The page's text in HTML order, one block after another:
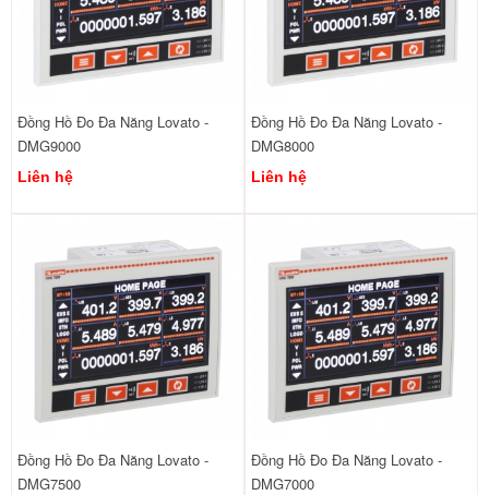
Đồng Hồ Đo Đa Năng Lovato -
DMG9000
Liên hệ
Đồng Hồ Đo Đa Năng Lovato -
DMG8000
Liên hệ
Đồng Hồ Đo Đa Năng Lovato -
DMG7500
Đồng Hồ Đo Đa Năng Lovato -
DMG7000